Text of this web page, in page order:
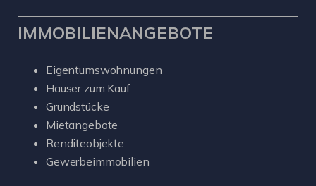
IMMOBILIENANGEBOTE
Eigentumswohnungen
Häuser zum Kauf
Grundstücke
Mietangebote
Renditeobjekte
Gewerbeimmobilien